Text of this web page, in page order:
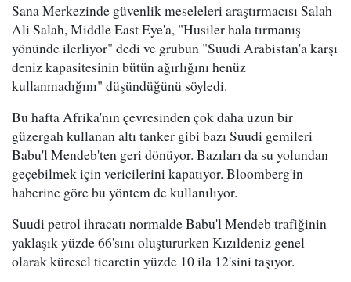
Sana Merkezinde güvenlik meseleleri araştırmacısı Salah
Ali Salah, Middle East Eye'a, "Husiler hala tırmanış
yönünde ilerliyor" dedi ve grubun "Suudi Arabistan'a karşı
deniz kapasitesinin bütün ağırlığını henüz
kullanmadığını" düşündüğünü söyledi.
Bu hafta Afrika'nın çevresinden çok daha uzun bir
güzergah kullanan altı tanker gibi bazı Suudi gemileri
Babu'l Mendeb'ten geri dönüyor. Bazıları da su yolundan
geçebilmek için vericilerini kapatıyor. Bloomberg'in
haberine göre bu yöntem de kullanılıyor.
Suudi petrol ihracatı normalde Babu'l Mendeb trafiğinin
yaklaşık yüzde 66'sını oluştururken Kızıldeniz genel
olarak küresel ticaretin yüzde 10 ila 12'sini taşıyor.